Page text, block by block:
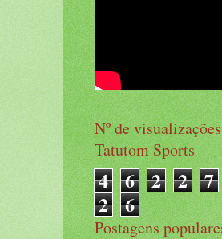
Nº de visualizações
Tatutom Sports
4 6 2 2 7
2 6
Postagens